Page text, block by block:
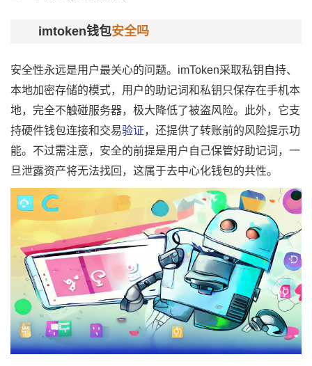
imtoken钱包安全吗
安全性永远是用户最关心的问题。imToken采取私钥自持、
本地加密存储的模式，用户的助记词和私钥只保存在手机本
地，完全不触碰服务器，极大降低了被盗风险。此外，它支
持硬件钱包连接和交易验证，还提供了转账前的风险提示功
能。不过需注意，安全的前提是用户自己保管好助记词，一
旦泄露资产将无法找回，这属于去中心化钱包的共性。